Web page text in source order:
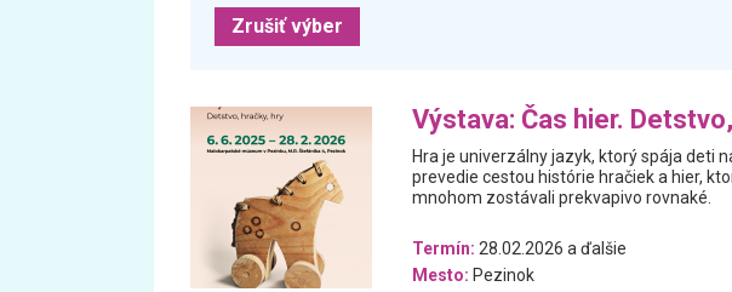
Zrušiť výber
Výstava: Čas hier.
Hra je univerzálny jazyk, ktorý spája deti
prevedie cestou histórie hračiek a hier,
mnohom zostávali prekvapivo rovnaké.
Termín: 28.02.2026 a ďalšie
Mesto: Pezinok